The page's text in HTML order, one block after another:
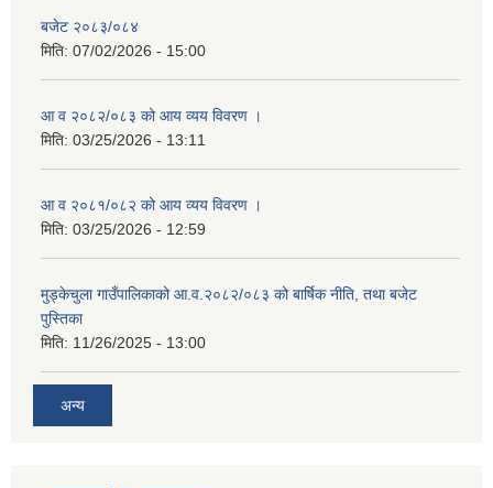
बजेट २०८३/०८४
मिति: 07/02/2026 - 15:00
आ व २०८२/०८३ को आय व्यय विवरण ।
मिति: 03/25/2026 - 13:11
आ व २०८१/०८२ को आय व्यय विवरण ।
मिति: 03/25/2026 - 12:59
मुड्केचुला गाउँपालिकाको आ.व.२०८२/०८३ को बार्षिक नीति, तथा बजेट
पुस्तिका
मिति: 11/26/2025 - 13:00
अन्य